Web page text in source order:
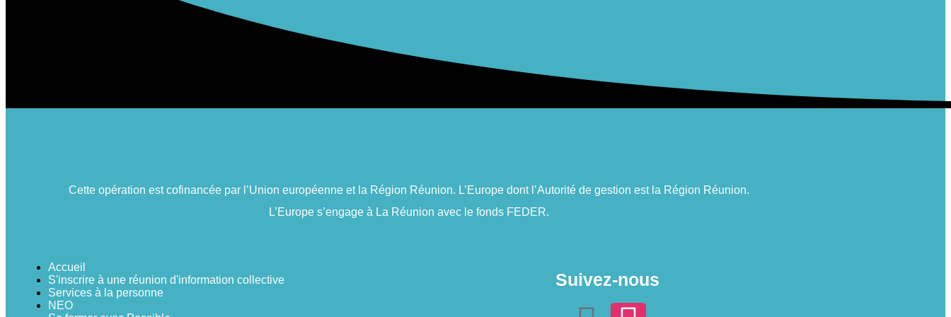
Cette opération est cofinancée par l’Union européenne et la Région Réunion. L’Europe dont l’Autorité de gestion est la Région Réunion.
L’Europe s’engage à La Réunion avec le fonds FEDER.
Accueil
S'inscrire à une réunion d'information collective
Services à la personne
NEO
Suivez-nous